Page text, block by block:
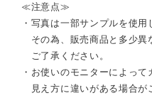
≪注意点≫
・写真は一部サンプルを使用
その為、販売商品と多少異
ご了承ください。
・お使いのモニターによって
見え方に違いがある場合が